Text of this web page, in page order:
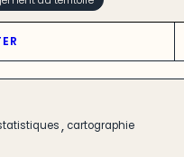
, cartographie